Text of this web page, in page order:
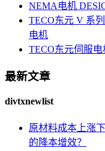
NEMA电机
TECO东元 V 系
电机
TECO东元伺服
最新文章
divtxnewlist
原材料成本上涨
的降本增效？